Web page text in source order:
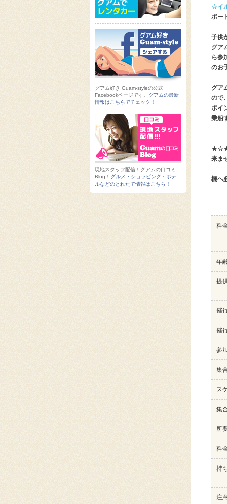
グアム好き Guam-styleの公式
Facebookページです。 グアムの最新
情報はこちらでチェック！
現地スタッフ配信！グアムの口コミ
Blog！ グルメ・ショッピング・ホテ
ルなどのとれたて情報はこちら！
☆イ
ボー
子供
グア
ら参
のお
グア
ので
ポイ
乗船
★☆★
来ま
欄へ
料
年
提
催
催
参
集
ス
集
所
料
持
注